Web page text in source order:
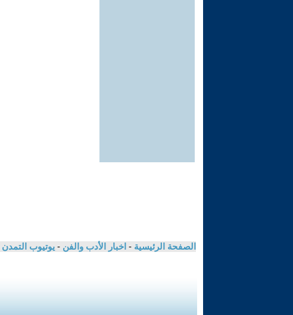
الصفحة الرئيسية - اخبار الأدب والفن - يوتيوب التمدن